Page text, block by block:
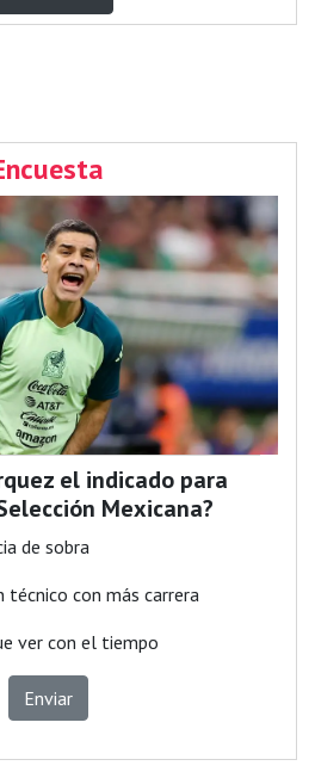
el indicado para
Mexicana?
de sobra
técnico con más carrera
ver con el tiempo
Enviar